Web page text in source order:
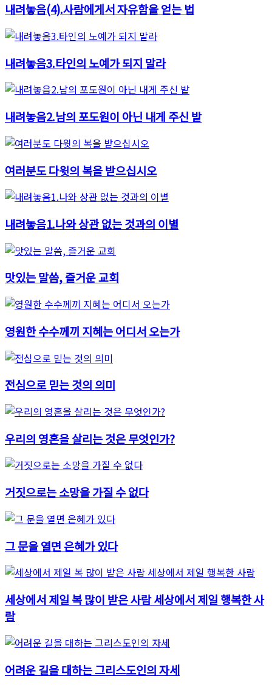
내려놓음(4).사람에게서 자유함을 얻는 법
내려놓음3.타인의 노예가 되지 말라
내려놓음2.남의 포도원이 아닌 내게 주신 밭
여러분도 다윗의 복을 받으십시오
내려놓음1.나와 상관 없는 것과의 이별
맛있는 말씀, 즐거운 교회
영원한 수수께끼 지혜는 어디서 오는가
전심으로 믿는 것의 의미
우리의 영혼을 살리는 것은 무엇인가?
거짓으로는 소망을 가질 수 없다
그 문을 열면 은혜가 있다
세상에서 제일 복 많이 받은 사람 세상에서 제일 행복한 사
람
어려운 길을 대하는 그리스도인의 자세